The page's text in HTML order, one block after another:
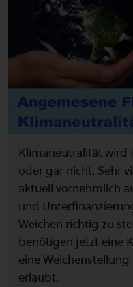
Klimaneutralität wird
oder gar nicht. Sehr
aktuell vornehmlich
und
Weichen richtig zu
benötigen jetzt eine
eine
erlaubt.